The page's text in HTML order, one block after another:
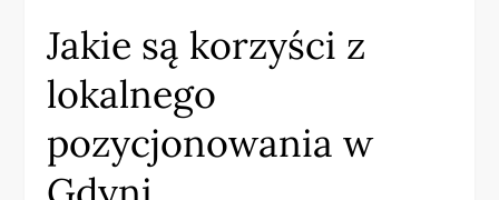
Jakie są korzyści z
lokalnego
pozycjonowania w